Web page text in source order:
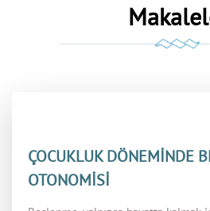
ÇOCUKLUK DÖNEMİNDE
OTONOMİSİ